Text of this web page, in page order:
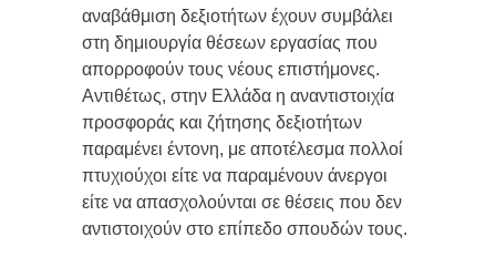
αναβάθμιση δεξιοτήτων έχουν συμβάλει
στη δημιουργία θέσεων εργασίας που
απορροφούν τους νέους επιστήμονες.
Αντιθέτως, στην Ελλάδα η αναντιστοιχία
προσφοράς και ζήτησης δεξιοτήτων
παραμένει έντονη, με αποτέλεσμα πολλοί
πτυχιούχοι είτε να παραμένουν άνεργοι
είτε να απασχολούνται σε θέσεις που δεν
αντιστοιχούν στο επίπεδο σπουδών τους.